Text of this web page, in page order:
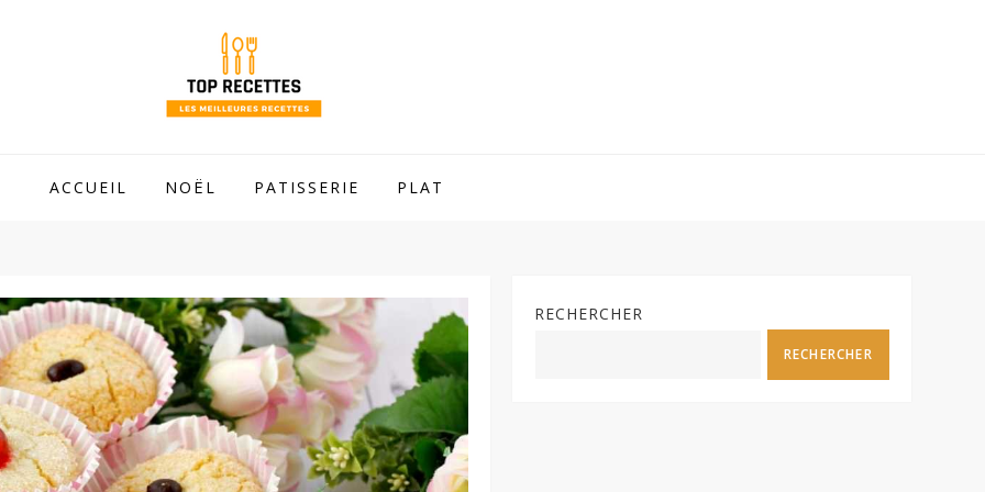
ACCUEIL NOËL PATISSERIE PLAT
RECHERCHER
RECHERCHER